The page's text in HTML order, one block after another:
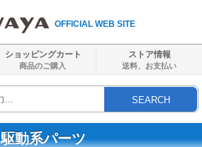
OFFICIAL WEB SITE
ショッピングカート
商品のご購入
ストア情報
送料、 お支払い
SEARCH
駆動系パーツ